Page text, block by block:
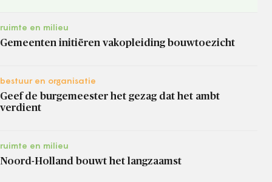
ruimte en milieu
Gemeenten initiëren vakopleiding bouwtoezicht
bestuur en organisatie
Geef de burgemeester het gezag dat het ambt
verdient
ruimte en milieu
Noord-Holland bouwt het langzaamst